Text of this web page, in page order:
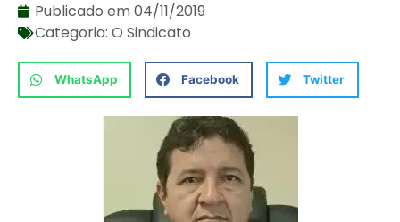
Publicado em04/11/2019
Categoria: O Sindicato
WhatsApp Facebook Twitter